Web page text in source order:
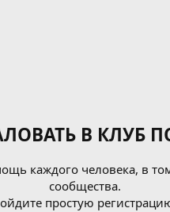
В КЛУБ ПО
каждого человека, в
сообщества.
простую